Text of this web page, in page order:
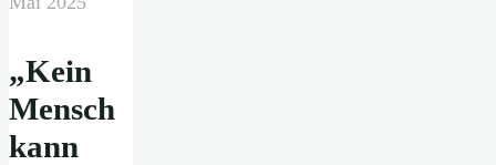
„Kein
Mensch
kann